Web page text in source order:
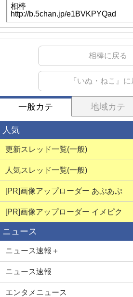
相棒に戻る
『いぬ・ねこ』に
一般カテ 地域カテ
人気
更新スレッド一覧(一般)
人気スレッド一覧(一般)
[PR]画像アップローダー あぷあぷ
[PR]画像アップローダー イメピク
ニュース
ニュース速報＋
ニュース速報
エンタメニュース